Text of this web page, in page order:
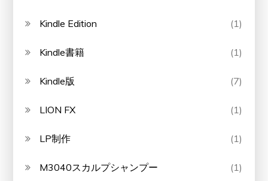
Kindle Edition (1)
Kindle書籍 (1)
Kindle版 (7)
LION FX (1)
LP制作 (1)
M3040スカルプシャンプー (1)